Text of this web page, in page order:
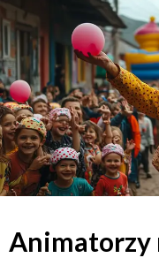
Animatorzy